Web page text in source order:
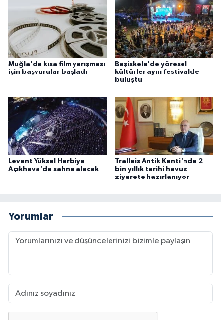
Muğla'da kısa film yarışması
için başvurular başladı
Başiskele'de yöresel
kültürler aynı festivalde
buluştu
Levent Yüksel Harbiye
Açıkhava'da sahne alacak
Tralleis Antik Kenti'nde 2
bin yıllık tarihi havuz
ziyarete hazırlanıyor
Yorumlar